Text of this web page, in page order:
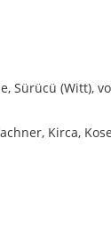
Sürücü (Witt),
Kirca,